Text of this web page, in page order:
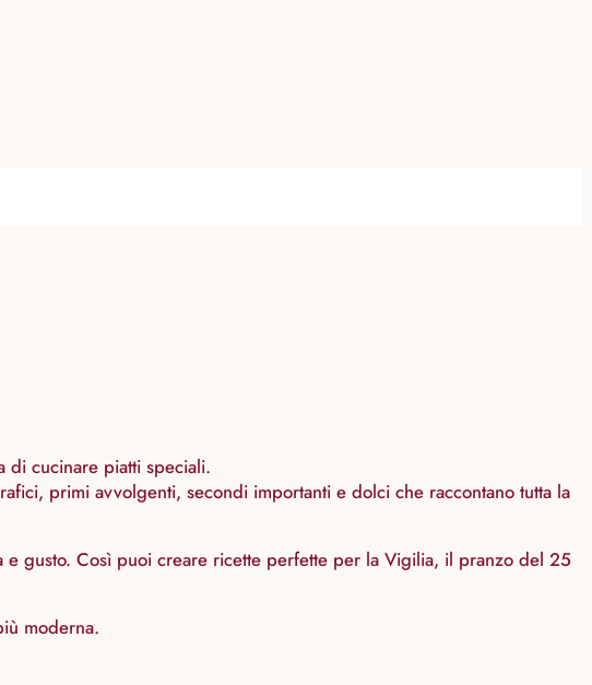
di cucinare piatti speciali.
primi avvolgenti, secondi importanti e dolci che raccontano tutta la
e gusto. Così puoi creare ricette perfette per la Vigilia, il pranzo del 25
moderna.